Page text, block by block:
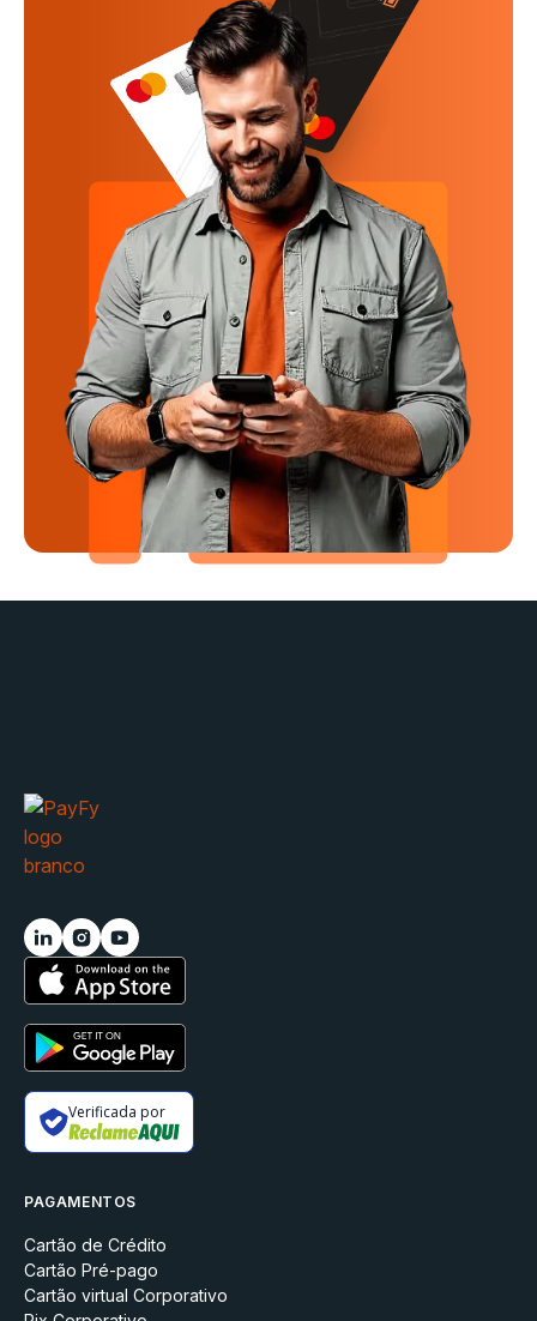
Verificada por
PAGAMENTOS
Cartão de Crédito
Cartão Pré-pago
Cartão virtual Corporativo